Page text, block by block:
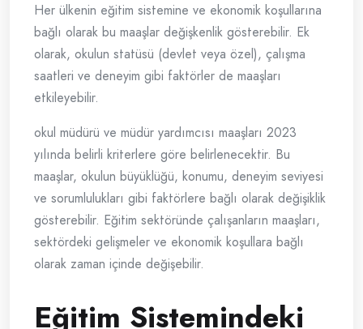
Her ülkenin eğitim sistemine ve ekonomik koşullarına
bağlı olarak bu maaşlar değişkenlik gösterebilir. Ek
olarak, okulun statüsü (devlet veya özel), çalışma
saatleri ve deneyim gibi faktörler de maaşları
etkileyebilir.
okul müdürü ve müdür yardımcısı maaşları 2023
yılında belirli kriterlere göre belirlenecektir. Bu
maaşlar, okulun büyüklüğü, konumu, deneyim seviyesi
ve sorumlulukları gibi faktörlere bağlı olarak değişiklik
gösterebilir. Eğitim sektöründe çalışanların maaşları,
sektördeki gelişmeler ve ekonomik koşullara bağlı
olarak zaman içinde değişebilir.
Eğitim Sistemindeki